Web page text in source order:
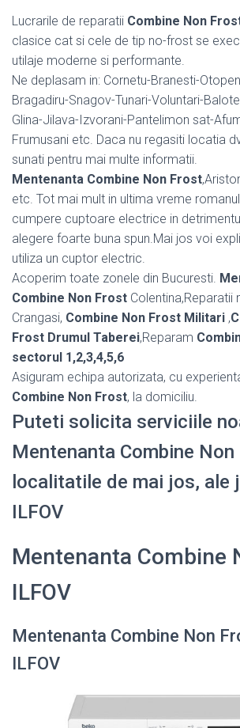
Lucrarile de reparatii Combine Non
clasice cat si cele de tip no-frost se
utilaje moderne si performante.
Ne deplasam in: Cornetu-Branesti-
Bragadiru-Snagov-Tunari-Voluntari-
Glina-Jilava-Izvorani-Pantelimon sat-
Frumusani etc. Daca nu regasiti locatia
sunati pentru mai multe informatii.
Mentenanta Combine Non Frost
etc. Tot mai mult in ultima vreme
cumpere cuptoare electrice in
alegere foarte buna spun.Mai jos voi
utiliza un cuptor electric.
Acoperim toate zonele din Bucuresti.
Combine Non Frost Colentina,Reparatii
Crangasi, Combine Non Frost Militari ,
Frost Drumul Taberei,Reparam
sectorul 1,2,3,4,5,6
Asiguram echipa autorizata, cu
Combine Non Frost, la domiciliu.
Puteti solicita serviciile
Mentenanta Combine
localitatile de mai jos, ale
ILFOV
Mentenanta Combine
ILFOV
Mentenanta Combine Non
ILFOV